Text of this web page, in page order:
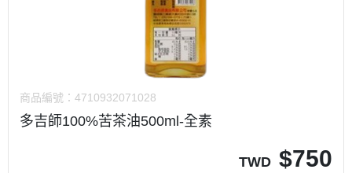
商品編號： 4710932071028
多吉師100%苦茶油500ml-全素
TWD $750